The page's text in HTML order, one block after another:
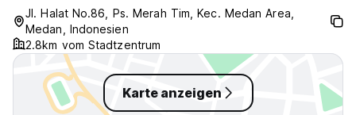
betreut hat bis weit nach
Mitternacht was alles durch die
dünnen wände zu hören war. Es
gab kein funktionierendes
waschbecken
Jl. Halat No.86, Ps. Merah Tim, Kec. Medan Area,
Medan, Indonesien
2.8km vom Stadtzentrum
Karte anzeigen